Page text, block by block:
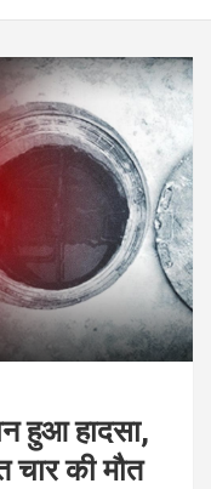
हुआ हादसा,
की मौत